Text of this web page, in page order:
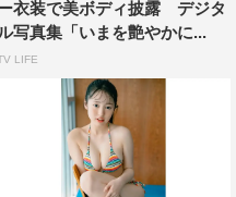
衣装で美ボディ披露 デジタ
写真集「いまを艶やかに...
LIFE